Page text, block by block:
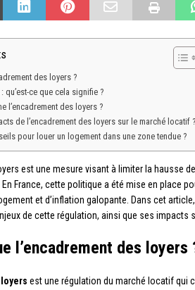
des loyers ?
qu’est-ce que cela signifie ?
l’encadrement des loyers ?
de l’encadrement des loyers sur le marché locatif ?
pour louer un logement dans une zone tendue ?
est une mesure visant à limiter la hausse
France, cette politique a été mise en place
et d’inflation galopante. Dans cet
de cette régulation, ainsi que ses impacts
l’encadrement des loyers
est une régulation du marché locatif qui